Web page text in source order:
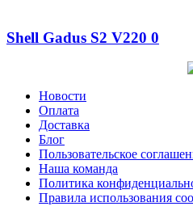
Shell Gadus S2 V220 0
Новости
Оплата
Доставка
Блог
Пользовательское
Наша команда
Политика
Правила использования